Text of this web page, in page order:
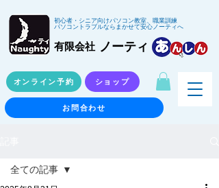
初心者・シニア向けパソコン教室、職業訓練
パソコントラブルならまかせて安心ノーティへ
有限会社 ノーティ
オンライン予約 ショップ
お問合わせ
全ての記事